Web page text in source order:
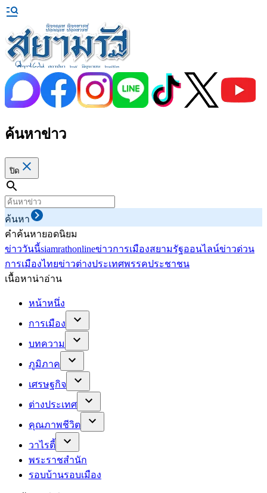
ค้นหาข่าว
ปิด
ค้นหา
คำค้นหายอดนิยม
ข่าววันนี้siamrathonlineข่าวการเมืองสยามรัฐออนไลน์ข่าวด่วน
การเมืองไทยข่าวต่างประเทศพรรคประชาชน
เนื้อหาน่าอ่าน
หน้าหนึ่ง
การเมือง
บทความ
ภูมิภาค
เศรษฐกิจ
ต่างประเทศ
คุณภาพชีวิต
วาไรตี้
พระราชสำนัก
รอบบ้านรอบเมือง